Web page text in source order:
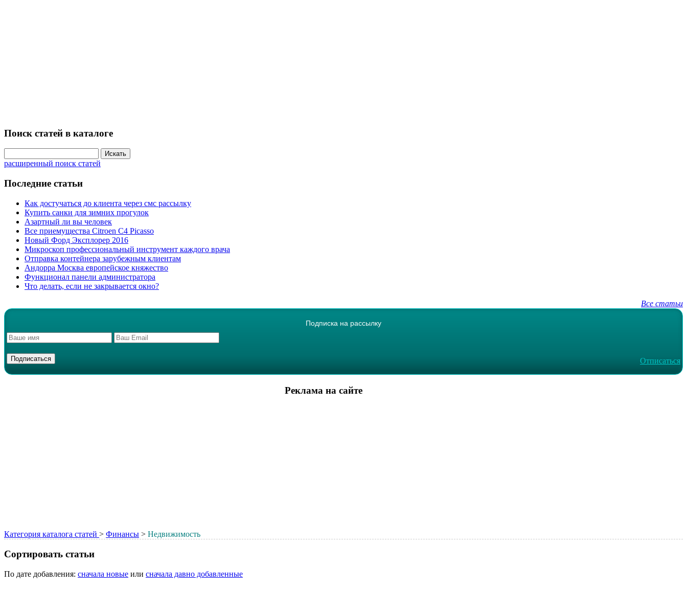
Поиск статей в каталоге
расширенный поиск статей
Последние статьи
Как достучаться до клиента через смс рассылку
Купить санки для зимних прогулок
Азартный ли вы человек
Все приемущества Сitroen C4 Picasso
Новый Форд Эксплорер 2016
Микроскоп профессиональный инструмент каждого врача
Отправка контейнера зарубежным клиентам
Андорра Москва европейское княжество
Функционал панели администратора
Что делать, если не закрывается окно?
Все статьи
Подписка на рассылку
Отписаться
Реклама на сайте
Категория каталога статей > Финансы > Недвижимость
Сортировать статьи
По дате добавления: сначала новые или сначала давно добавленные